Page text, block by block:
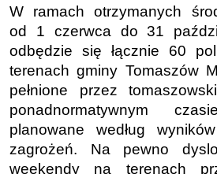
W ramach otrzymanych
od 1 czerwca do 31
odbędzie się łącznie 60
terenach gminy Tomaszów
pełnione przez
ponadnormatywnym
planowane według
zagrożeń. Na pewno
weekendy na terenach